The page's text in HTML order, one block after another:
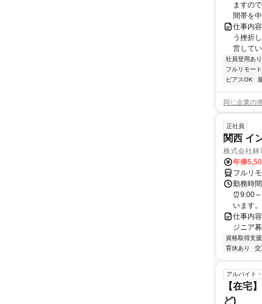
ますの
間帯を
仕事内
う挫折
営して
社員登用あり
フルリモート
ピアスOK
同じ企業の
正社員
関西 イ
株式会社林
年俸
フルリ
勤務時
⏰9:00
います。
仕事内
ジニア
資格取得支
育休あり
交
アルバイト
【在宅
ど)